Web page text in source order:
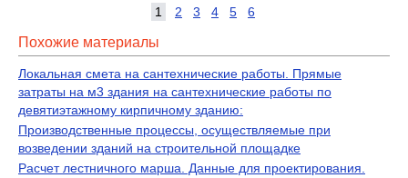
1 2 3 4 5 6
Похожие материалы
Локальная смета на сантехнические работы. Прямые
затраты на м3 здания на сантехнические работы по
девятиэтажному кирпичному зданию:
Производственные процессы, осуществляемые при
возведении зданий на строительной площадке
Расчет лестничного марша. Данные для проектирования.